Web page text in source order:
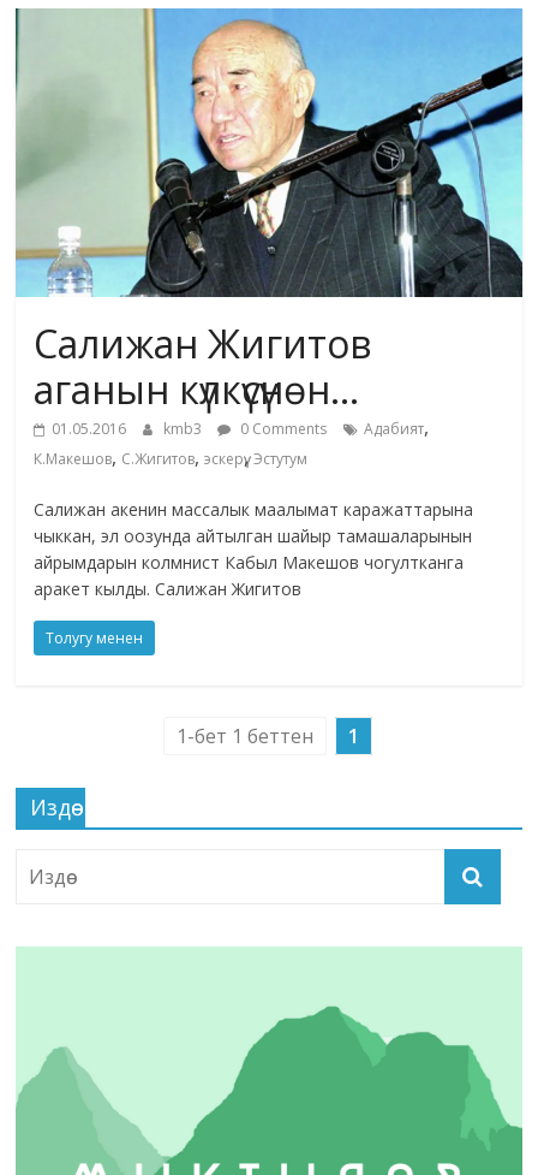
жана
адабияты
Салижан Жигитов
аганын күлкүсүнөн…
01.05.2016 kmb3 0 Comments Адабият,
К.Макешов, С.Жигитов,эскерүү,Эстутум
Салижан акенин массалык маалымат каражаттарына
чыккан, эл оозунда айтылган шайыр тамашаларынын
айрымдарын колмнист Кабыл Макешов чогултканга
аракет кылды. Салижан Жигитов
Толугу менен
1-бет 1 беттен 1
Издөө